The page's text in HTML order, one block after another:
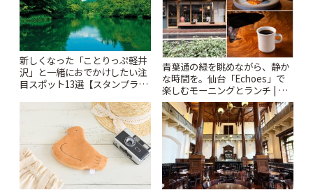
新しくなった「ことりっぷ軽井
沢」と一緒におでかけしたい注
目スポット13選【スタンプラリ
青葉通の緑を眺めながら、静か
な時間を。仙台「Echoes」で
楽しむモーニングとランチ | こ
とりっぷ